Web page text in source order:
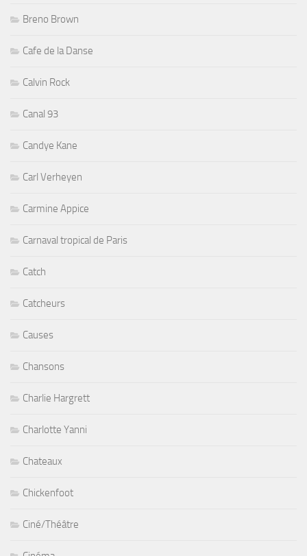
Breno Brown
Cafe de la Danse
Calvin Rock
Canal 93
Candye Kane
Carl Verheyen
Carmine Appice
Carnaval tropical de Paris
Catch
Catcheurs
Causes
Chansons
Charlie Hargrett
Charlotte Yanni
Chateaux
Chickenfoot
Ciné/Théâtre